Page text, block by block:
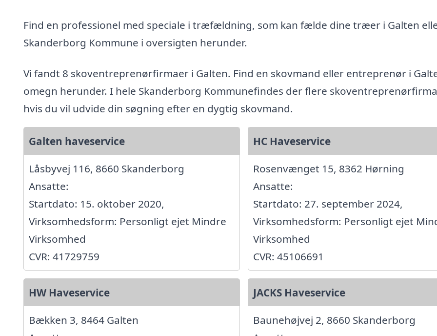
Find en professionel med speciale i træfældning, som kan fælde dine træer i Galten
Skanderborg Kommune i oversigten herunder.
Vi fandt 8 skoventreprenørfirmaer i Galten. Find en skovmand eller entreprenør i
omegn herunder. I hele Skanderborg Kommunefindes der flere
hvis du vil udvide din søgning efter en dygtig skovmand.
Galten haveservice
Låsbyvej 116, 8660 Skanderborg
Ansatte:
Startdato: 15. oktober 2020,
Virksomhedsform: Personligt ejet Mindre
Virksomhed
CVR: 41729759
HC Haveservice
Rosenvænget 15, 8362 Hørning
Ansatte:
Startdato: 27. september 2024,
Virksomhedsform: Personligt ejet
Virksomhed
CVR: 45106691
HW Haveservice
Bækken 3, 8464 Galten
JACKS Haveservice
Baunehøjvej 2, 8660 Skanderborg